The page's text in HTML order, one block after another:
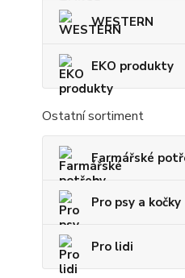
WESTERN
EKO produkty
Ostatní sortiment
Farmářské
Pro psy a kočky
Pro lidi